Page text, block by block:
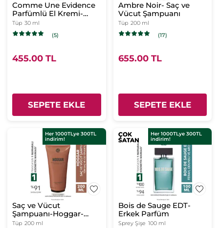
Comme Une Evidence
Parfümlü El Kremi-
Comme Une Evidence-
Kadın Parfüm- Vegan
Tüp 30 ml
(5)
455.00 TL
SEPETE EKLE
Ambre Noir- Saç ve
Vücut Şampuanı
Tüp 200 ml
(17)
655.00 TL
SEPETE EKLE
Her 1000TLye 300TL
indirim!
Saç ve Vücut
Şampuanı-Hoggar-
Erkek
Tüp 200 ml
ÇOK
SATAN
ÇOK
SATAN
Her 1000TLye 300TL
indirim!
Bois de Sauge EDT-
Erkek Parfüm
Sprey Şişe 100 ml